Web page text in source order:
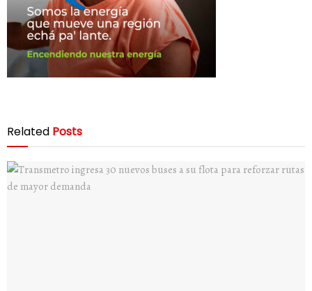
Related Posts